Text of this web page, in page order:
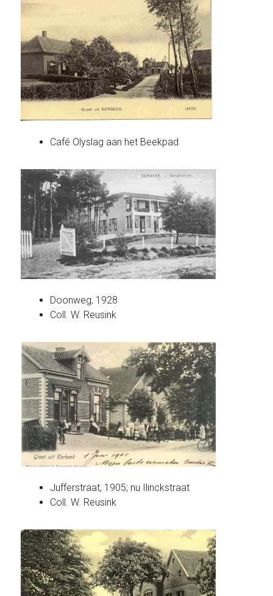
Café Olyslag aan het Beekpad
Doonweg, 1928
Coll. W. Reusink
Jufferstraat, 1905; nu Ilinckstraat
Coll. W. Reusink